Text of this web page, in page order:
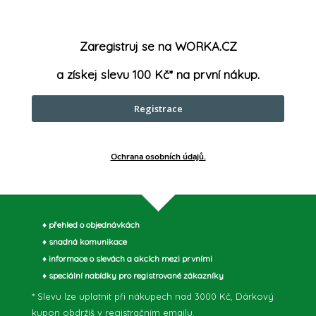
parametry může výrobce změnit bez předchozího upozornění. Obrázky mají ilustrační
Zaregistruj se na WORKA.CZ
a získej slevu 100 Kč* na první nákup.
Registrace
Ochrana osobních údajů.
♦ přehled o objednávkách
♦ snadná komunikace
♦ informace o slevách a akcích mezi prvními
♦ speciální nabídky pro registrované zákazníky
* Slevu lze uplatnit při nákupech nad 3000 Kč, Dárkový
kupon obdržíš v registračním emailu.